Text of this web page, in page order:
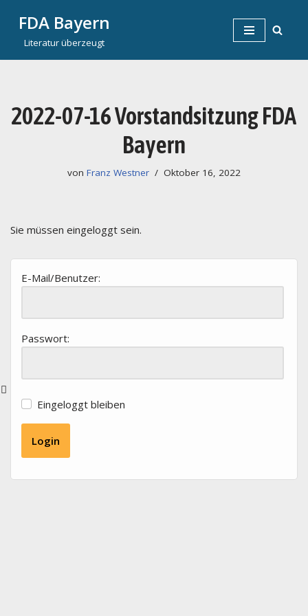
Zum
FDA Bayern
Literatur überzeugt
2022-07-16 Vorstandsitzung FDA
Bayern
von Franz Westner Oktober 16, 2022
Sie müssen eingeloggt sein.
E-Mail/Benutzer:
Passwort:
Eingeloggt bleiben